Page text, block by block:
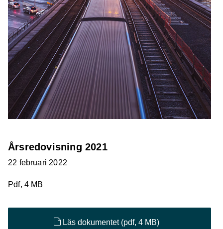
Årsredovisning 2021
22 februari 2022
Pdf, 4 MB
Läs dokumentet (pdf, 4 MB)